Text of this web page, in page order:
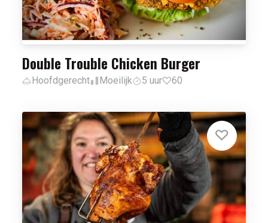
Double Trouble Chicken Burger
Hoofdgerecht Moeilijk 5 uur 60